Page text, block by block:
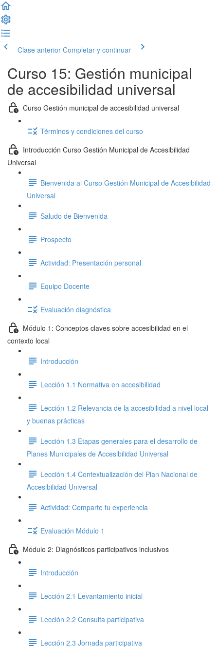
Clase anterior Completar y continuar
Curso 15: Gestión municipal
de accesibilidad universal
Curso Gestión municipal de accesibilidad universal
Términos y condiciones del curso
Introducción Curso Gestión Municipal de Accesibilidad
Universal
Bienvenida al Curso Gestión Municipal de Accesibilidad
Universal
Saludo de Bienvenida
Prospecto
Actividad: Presentación personal
Equipo Docente
Evaluación diagnóstica
Módulo 1: Conceptos claves sobre accesibilidad en el
contexto local
Introducción
Lección 1.1 Normativa en accesibilidad
Lección 1.2 Relevancia de la accesibilidad a nivel local
y buenas prácticas
Lección 1.3 Etapas generales para el desarrollo de
Planes Municipales de Accesibilidad Universal
Lección 1.4 Contextualización del Plan Nacional de
Accesibilidad Universal
Actividad: Comparte tu experiencia
Evaluación Módulo 1
Módulo 2: Diagnósticos participativos inclusivos
Introducción
Lección 2.1 Levantamiento inicial
Lección 2.2 Consulta participativa
Lección 2.3 Jornada participativa